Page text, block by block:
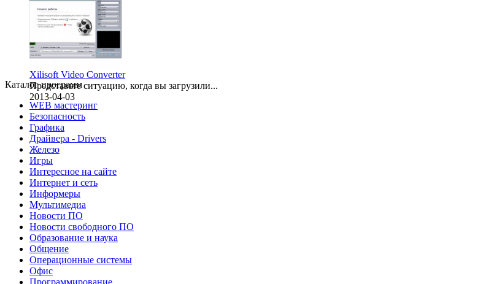
Xilisoft Video Converter
Представьте ситуацию, когда вы загрузили...
2013-04-03
Каталог программ
WEB мастеринг
Безопасность
Графика
Драйвера - Drivers
Железо
Игры
Интересное на сайте
Интернет и сеть
Информеры
Мультимедиа
Новости ПО
Новости свободного ПО
Образование и наука
Общение
Операционные системы
Офис